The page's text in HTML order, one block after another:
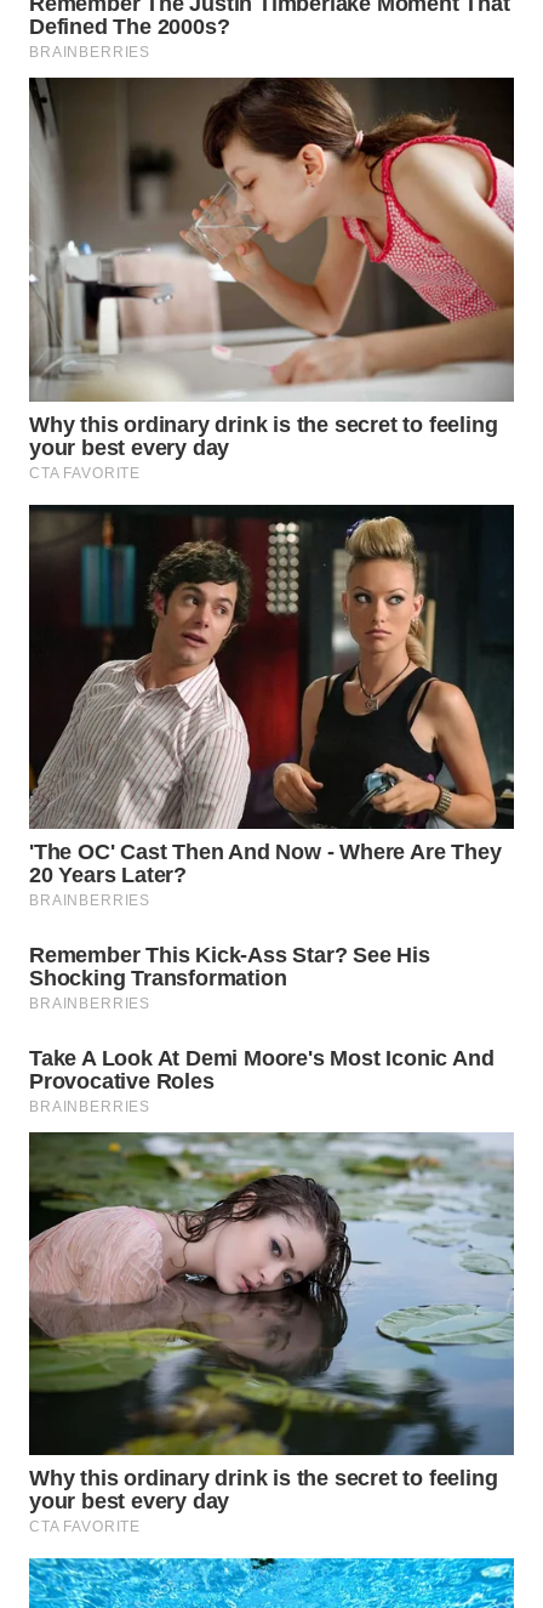
WN
BOGOR
DEPOK
UTARA
WN
SAMOSIR
WN
PADANG
LAWAS
WN
SUMEDANG
CIANJUR
WN
KEPULAUAN
SERIBU
WN
TANGERANG
WN
WN
WN
INDRAMAYU
WN
KUNINGAN
WN
MAJALENGKA
WN
SUBANG
SUKABUMI
WN
PURWAKARTA